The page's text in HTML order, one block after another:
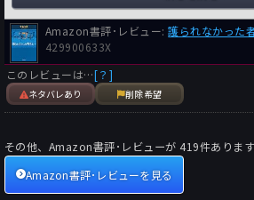
トが生活の破綻に直結している。
「生活保護と年金の接近、もしくは逆転」
そう遠くない将来、就職氷河期世代が高
団塊ジュニアと重なり、人口が多い。非
の4割弱が、月10万未満の年金額となる
も保険料も違うので単純比較はできない
差がありそうだ。子供に面倒を見てもら
い。逆に、親がいつまでも子の面倒を見
Amazon書評･レビュー:護られなかった
429900633X
このレビューは…[？]
ネタバレあり 削除希望
その他、Amazon書評･レビューが419件あります
Amazon書評･レビューを見る